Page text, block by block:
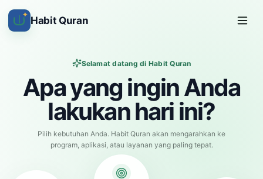
✦ Habit Quran
Selamat datang di Habit Quran
Apa yang ingin Anda
lakukan hari ini?
Pilih kebutuhan Anda. Habit Quran akan mengarahkan ke
program, aplikasi, atau layanan yang paling tepat.